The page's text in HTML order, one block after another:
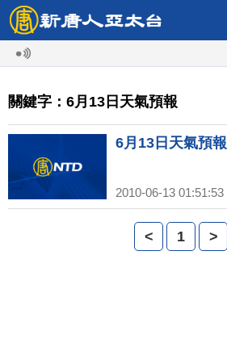
關鍵字：6月13日天氣預報
6月13日天氣預報
2010-06-13 01:51:53
< 1 >